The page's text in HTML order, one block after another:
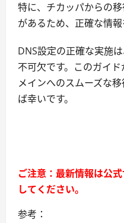
特に、チカッパからの
があるため、正確な情報
DNS設定の正確な実施
不可欠です。このガイ
メインへのスムーズな
ば幸いです。
ご注意：最新情報は公
してください。
参考：